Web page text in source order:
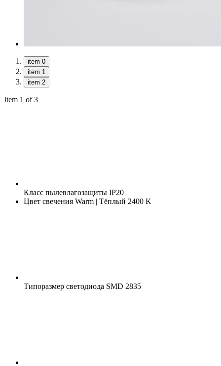
item 0
item 1
item 2
Item 1 of 3
Класс пылевлагозащиты IP20
Цвет свечения Warm | Тёплый 2400 K
Типоразмер светодиода SMD 2835